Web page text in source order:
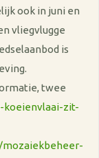
ook in juni en
vliegvlugge
is
twee
zit-